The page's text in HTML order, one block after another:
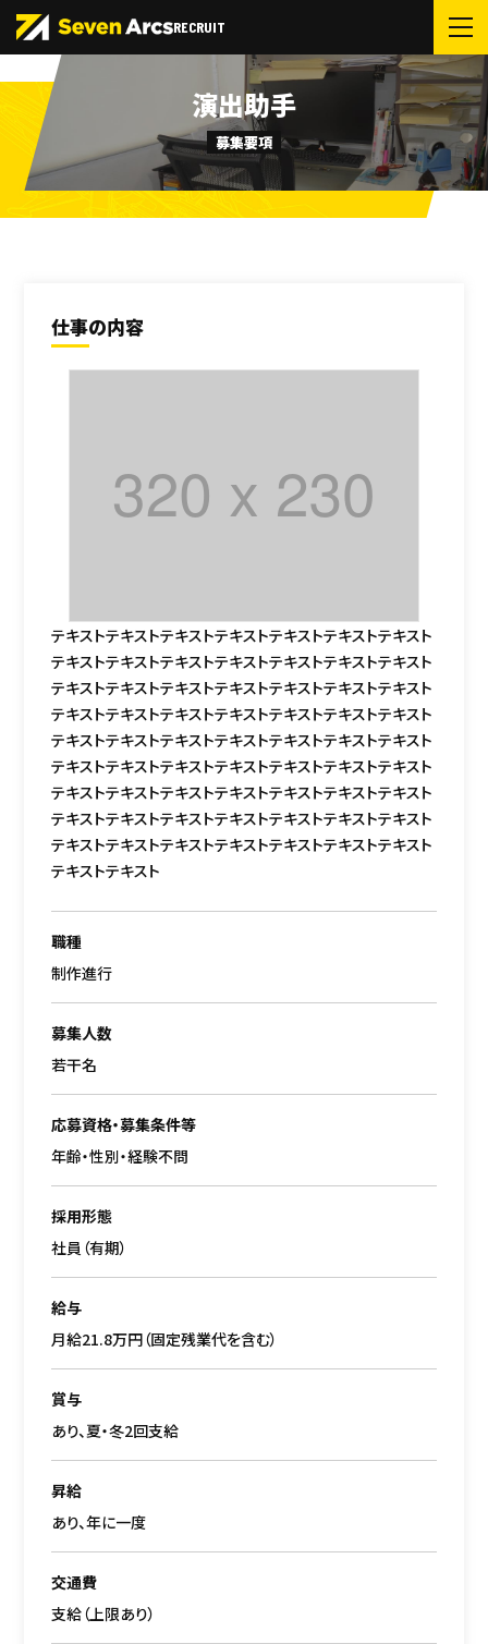
RECRUIT
演出助手
募集要項
仕事の内容
テキストテキストテキストテキストテキストテキストテキスト
テキストテキストテキストテキストテキストテキストテキスト
テキストテキストテキストテキストテキストテキストテキスト
テキストテキストテキストテキストテキストテキストテキスト
テキストテキストテキストテキストテキストテキストテキスト
テキストテキストテキストテキストテキストテキストテキスト
テキストテキストテキストテキストテキストテキストテキスト
テキストテキストテキストテキストテキストテキストテキスト
テキストテキストテキストテキストテキストテキストテキスト
テキストテキスト
職種
制作進行
募集人数
若干名
応募資格・募集条件等
年齢・性別・経験不問
採用形態
社員（有期）
給与
月給21.8万円（固定残業代を含む）
賞与
あり、夏・冬2回支給
昇給
あり、年に一度
交通費
支給（上限あり）